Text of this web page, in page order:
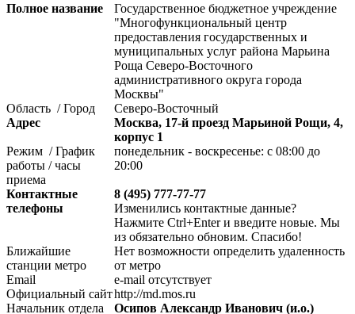
Полное название
Государственное бюджетное учреждение
"Многофункциональный центр
предоставления государственных и
муниципальных услуг района Марьина
Роща Северо-Восточного
административного округа города
Москвы"
Область / Город
Северо-Восточный
Адрес
Москва, 17-й проезд Марьиной Рощи, 4,
корпус 1
Режим / График
работы / часы
приема
понедельник - воскресенье: с 08:00 до
20:00
Контактные
телефоны
8 (495) 777-77-77
Изменились контактные данные?
Нажмите Ctrl+Enter и введите новые. Мы
из обязательно обновим. Спасибо!
Ближайшие
станции метро
Нет возможности определить удаленность
от метро
Email
e-mail отсутствует
Официальный сайтhttp://md.mos.ru
Начальник отдела
Осипов Александр Иванович (и.о.)